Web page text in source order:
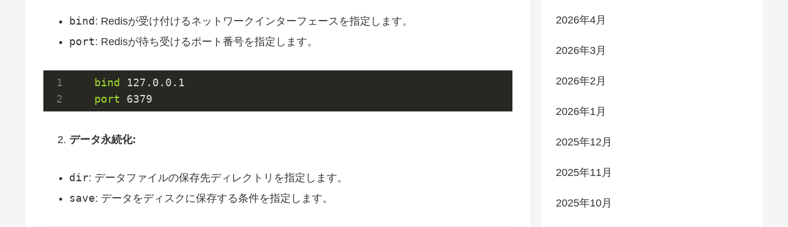
bind: Redisが受け付けるネットワークインターフェースを指定します。
port: Redisが待ち受けるポート番号を指定します。
bind 127.0 .0 .1
port
6379
データ永続化:
dir: データファイルの保存先ディレクトリを指定します。
save: データをディスクに保存する条件を指定します。
2026年4月
2026年3月
2026年2月
2026年1月
2025年12月
2025年11月
2025年10月